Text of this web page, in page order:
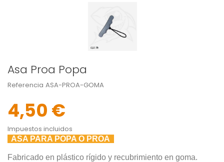
Asa Proa Popa
Referencia ASA-PROA-GOMA
4,50 €
Impuestos incluidos
ASA PARA POPA O PROA
Fabricado en plástico rígido y recubrimiento en goma.